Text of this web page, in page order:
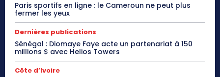
Paris sportifs en ligne : le Cameroun ne peut plus
fermer les yeux
Dernières publications
Sénégal : Diomaye Faye acte un partenariat à 150
millions $ avec Helios Towers
Côte d’Ivoire